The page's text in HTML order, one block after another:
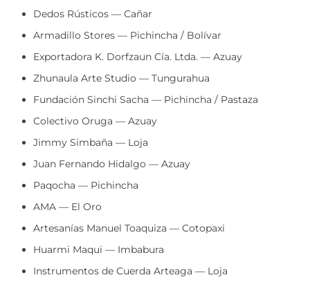
Dedos Rústicos — Cañar
Armadillo Stores — Pichincha / Bolívar
Exportadora K. Dorfzaun Cía. Ltda. — Azuay
Zhunaula Arte Studio — Tungurahua
Fundación Sinchi Sacha — Pichincha / Pastaza
Colectivo Oruga — Azuay
Jimmy Simbaña — Loja
Juan Fernando Hidalgo — Azuay
Paqocha — Pichincha
AMA — El Oro
Artesanías Manuel Toaquiza — Cotopaxi
Huarmi Maqui — Imbabura
Instrumentos de Cuerda Arteaga — Loja